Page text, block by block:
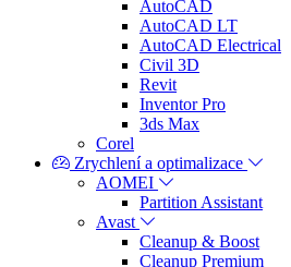
AutoCAD
AutoCAD LT
AutoCAD Electrical
Civil 3D
Revit
Inventor Pro
3ds Max
Corel
Zrychlení a optimalizace
AOMEI
Partition Assistant
Avast
Cleanup & Boost
Cleanup Premium